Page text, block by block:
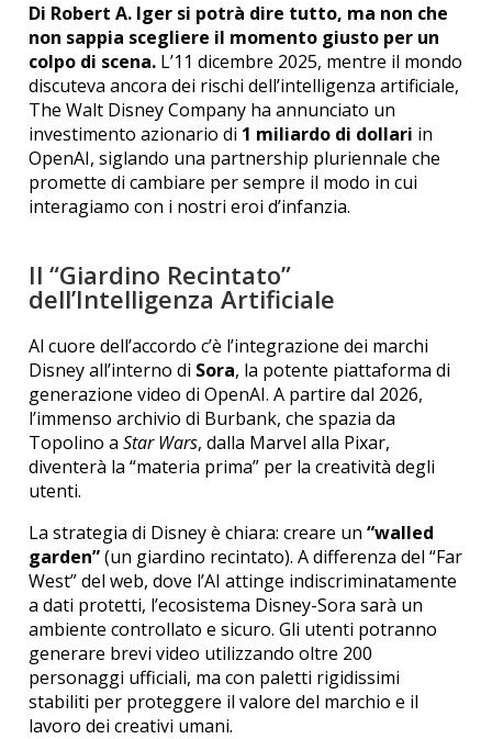
Di Robert A. Iger si potrà dire tutto, ma non che
non sappia scegliere il momento giusto per un
colpo di scena. L’11 dicembre 2025, mentre il mondo
discuteva ancora dei rischi dell’intelligenza artificiale,
The Walt Disney Company ha annunciato un
investimento azionario di 1 miliardo di dollari in
OpenAI, siglando una partnership pluriennale che
promette di cambiare per sempre il modo in cui
interagiamo con i nostri eroi d’infanzia.
Il “Giardino Recintato”
dell’Intelligenza Artificiale
Al cuore dell’accordo c’è l’integrazione dei marchi
Disney all’interno di Sora, la potente piattaforma di
generazione video di OpenAI. A partire dal 2026,
l’immenso archivio di Burbank, che spazia da
Topolino aStar Wars, dalla Marvel alla Pixar,
diventerà la “materia prima” per la creatività degli
utenti.
La strategia di Disney è chiara: creare un“walled
garden”(un giardino recintato). A differenza del “Far
West” del web, dove l’AI attinge indiscriminatamente
a dati protetti, l’ecosistema Disney-Sora sarà un
ambiente controllato e sicuro. Gli utenti potranno
generare brevi video utilizzando oltre 200
personaggi ufficiali, ma con paletti rigidissimi
stabiliti per proteggere il valore del marchio e il
lavoro dei creativi umani.